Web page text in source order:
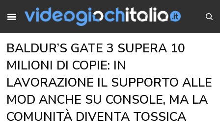
BALDUR’S GATE 3 SUPERA 10
MILIONI DI COPIE: IN
LAVORAZIONE IL SUPPORTO ALLE
MOD ANCHE SU CONSOLE, MA LA
COMUNITÀ DIVENTA TOSSICA